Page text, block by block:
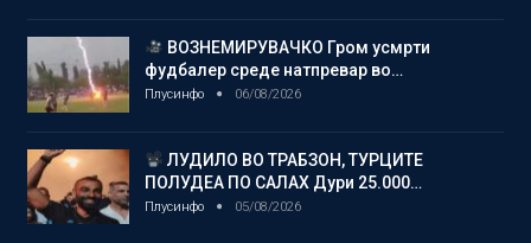
ВОЗНЕМИРУВАЧКО Гром усмрти
фудбалер среде натпревар во…
Плусинфо 06/08/2026
ЛУДИЛО ВО ТРАБЗОН, ТУРЦИТЕ
ПОЛУДЕА ПО САЛАХ Дури 25.000…
Плусинфо 05/08/2026